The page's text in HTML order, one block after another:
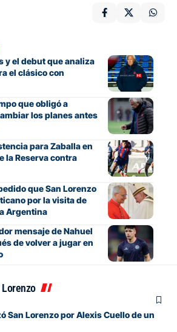
y el debut que analiza
el clásico con
que obligó a
los planes antes
para Zaballa en
la Reserva contra
que San Lorenzo
por la visita de
Argentina
mensaje de Nahuel
de volver a jugar en
San Lorenzo por Alexis Cuello de un